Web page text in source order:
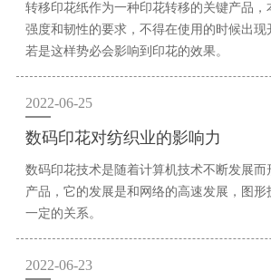
转移印花纸作为一种印花转移的关键产品，
强度和韧性的要求，不得在使用的时候出现
若是这样势必会影响到印花的效果。
2022-06-25
数码印花对纺织业的影响力
数码印花技术是随着计算机技术不断发展
产品，它的发展是和网络的高速发展，图形
一定的关系。
2022-06-23